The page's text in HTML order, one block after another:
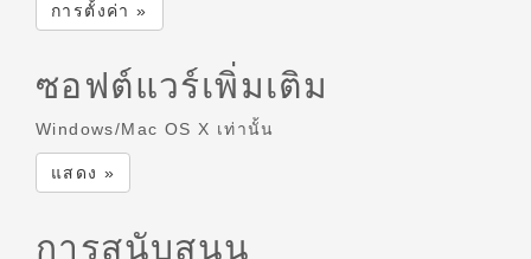
การตั้งค่า »
ซอฟต์แวร์เพิ่มเติม
Windows/Mac OS X เท่านั้น
แสดง »
การสนับสนุน